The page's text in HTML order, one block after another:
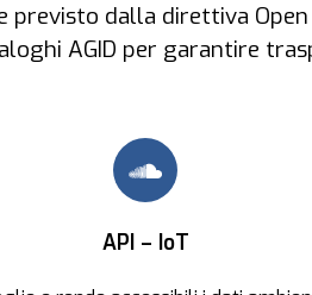
dalla direttiva
AGID per garantire
API – IoT